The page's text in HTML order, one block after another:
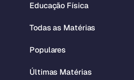
Educação Física
Todas as Matérias
Populares
Últimas Matérias